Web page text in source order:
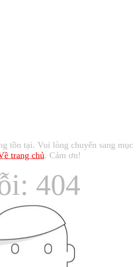
tồn tại. Vui lòng chuyển sang mục
trang chủ. Cảm ơn!
404